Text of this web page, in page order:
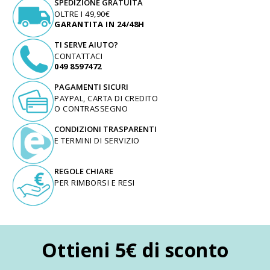
OLTRE I 49,90€
GARANTITA IN 24/48H
TI SERVE AIUTO?
CONTATTACI
049 8597472
PAGAMENTI SICURI
PAYPAL, CARTA DI CREDITO
O CONTRASSEGNO
CONDIZIONI TRASPARENTI
E TERMINI DI SERVIZIO
REGOLE CHIARE
PER RIMBORSI E RESI
Ottieni 5€ di sconto